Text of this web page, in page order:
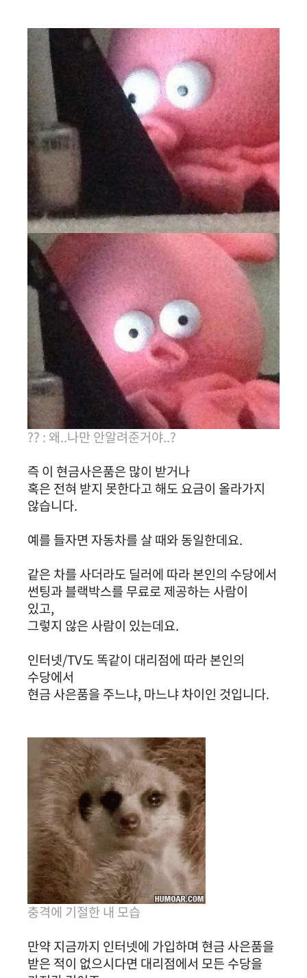
?? : 왜..나만 안알려준거야..?
즉 이 현금사은품은 많이 받거나
혹은 전혀 받지 못한다고 해도 요금이 올라가지
않습니다.
예를 들자면 자동차를 살 때와 동일한데요.
같은 차를 사더라도 딜러에 따라본인의 수당에서
썬팅과 블랙박스를 무료로 제공하는 사람이
있고,
그렇지 않은 사람이 있는데요.
인터넷/TV도 똑같이 대리점에 따라 본인의
수당에서
현금 사은품을 주느냐, 마느냐 차이인 것입니다.
충격에 기절한 내 모습
만약 지금까지 인터넷에 가입하며 현금 사은품을
받은 적이 없으시다면 대리점에서 모든 수당을